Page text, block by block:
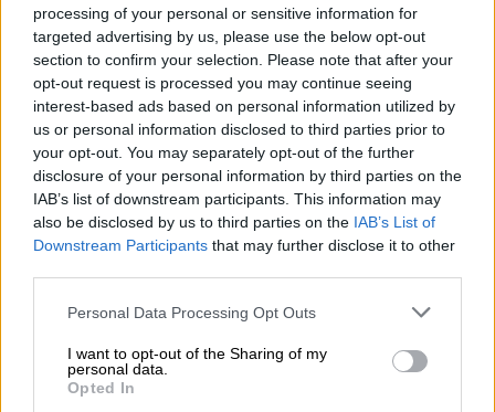
processing of your personal or sensitive information for
targeted advertising by us, please use the below opt-out
section to confirm your selection. Please note that after your
opt-out request is processed you may continue seeing
interest-based ads based on personal information utilized by
us or personal information disclosed to third parties prior to
your opt-out. You may separately opt-out of the further
disclosure of your personal information by third parties on the
IAB’s list of downstream participants. This information may
also be disclosed by us to third parties on the IAB’s List of
Downstream Participants that may further disclose it to other
Please note that this website/app uses one or more Google
not limited to your visit or usage behaviour. You may click to
grant or deny consent to Google and its third-party tags to
use your data for below specified purposes in below Google
Personal Data Processing Opt Outs
I want to opt-out of the Sharing of my
personal data.
Opted In
Ελλάδα|12.11.2023 21:42
Αδιανότητα ντοκουμέντα
νοσηρότητας από το Κερατσίνι:
Καθημερινό ριάλιτι φρίκης των
ατόμων με αναπηρία
Οι αξιωματικοί του ΑΤ Καλλιθέαςζήτησαν
από τον πολίτη να τούς οδηγήσει στο σημείο
που βρισκόταν η πολυκατοικία, όπου, με την
εντόπισαν μία 48χρονη από την
Ουκρανία. Σε άθλια κατάσταση η γυναίκα,
κατήγγειλε στους αστυνομικούς ότι είχε